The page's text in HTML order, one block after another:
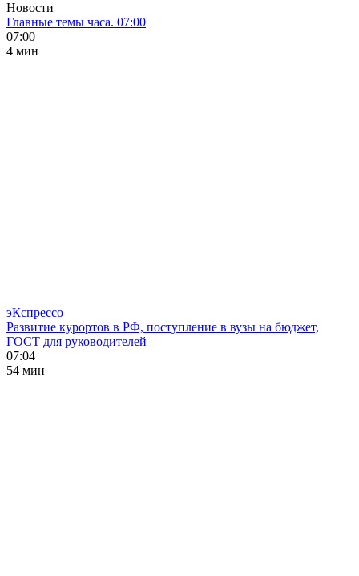
Новости
Главные темы часа. 07:00
07:00
4 мин
эКспрессо
Развитие курортов в РФ, поступление в вузы на бюджет,
ГОСТ для руководителей
07:04
54 мин